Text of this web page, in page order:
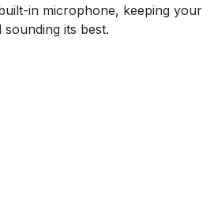
in microphone, keeping your
its best.